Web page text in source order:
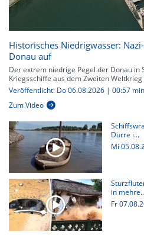
Historisches Niedrigwasser:
Donau auf
Der extrem niedrige Pegel der Donau in
Kriegsschiffe aus dem Zweiten
Veröffentlicht: Do 06.08.2026 | 00:57 min
Zum Video
Dürre i...
Mi
in
Fr